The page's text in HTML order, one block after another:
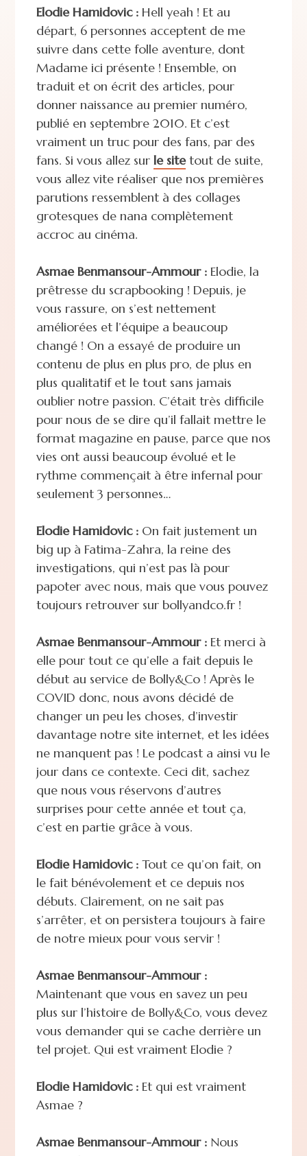
Elodie Hamidovic : Hell yeah ! Et au
départ, 6 personnes acceptent de me
suivre dans cette folle aventure, dont
Madame ici présente ! Ensemble, on
traduit et on écrit des articles, pour
donner naissance au premier numéro,
publié en septembre 2010. Et c’est
vraiment un truc pour des fans, par des
fans. Si vous allez sur le sitetout de suite,
vous allez vite réaliser que nos premières
parutions ressemblent à des collages
grotesques de nana complètement
accroc au cinéma.
Asmae Benmansour-Ammour :Elodie, la
prêtresse du scrapbooking ! Depuis, je
vous rassure, on s’est nettement
améliorées et l’équipe a beaucoup
changé ! On a essayé de produire un
contenu de plus en plus pro, de plus en
plus qualitatif et le tout sans jamais
oublier notre passion. C’était très difficile
pour nous de se dire qu’il fallait mettre le
format magazine en pause, parce que nos
vies ont aussi beaucoup évolué et le
rythme commençait à être infernal pour
seulement 3 personnes…
Elodie Hamidovic :On fait justement un
big up à Fatima-Zahra, la reine des
investigations, qui n’est pas là pour
papoter avec nous, mais que vous pouvez
toujours retrouver sur bollyandco.fr !
Asmae Benmansour-Ammour :Et merci à
elle pour tout ce qu’elle a fait depuis le
début au service de Bolly&Co ! Après le
COVID donc, nous avons décidé de
changer un peu les choses, d’investir
davantage notre site internet, et les idées
ne manquent pas ! Le podcast a ainsi vu le
jour dans ce contexte. Ceci dit, sachez
que nous vous réservons d’autres
surprises pour cette année et tout ça,
c’est en partie grâce à vous.
Elodie Hamidovic :Tout ce qu’on fait, on
le fait bénévolement et ce depuis nos
débuts. Clairement, on ne sait pas
s’arrêter, et on persistera toujours à faire
de notre mieux pour vous servir !
Asmae Benmansour-Ammour :
Maintenant que vous en savez un peu
plus sur l’histoire de Bolly&Co, vous devez
vous demander qui se cache derrière un
tel projet. Qui est vraiment Elodie ?
Elodie Hamidovic :Et qui est vraiment
Asmae ?
Asmae Benmansour-Ammour :Nous